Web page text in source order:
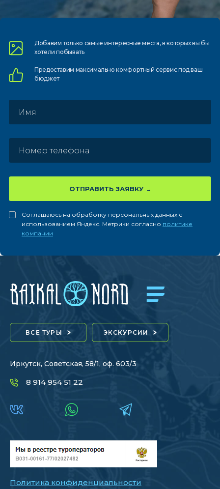
Добавим только самыеинтересные места, в которыхвы бы
хотели побывать
Предоставим максимально комфортныйсервис под ваш
бюджет
ОТПРАВИТЬ ЗАЯВКУ
Соглашаюсь на обработку персональных данных с
использованием Яндекс. Метрики согласно политике
компании
ВСЕ ТУРЫ ЭКСКУРСИИ
Иркутск, Советская, 58/1, оф. 603/3
8 914 954 51 22
Политика конфиденциальности